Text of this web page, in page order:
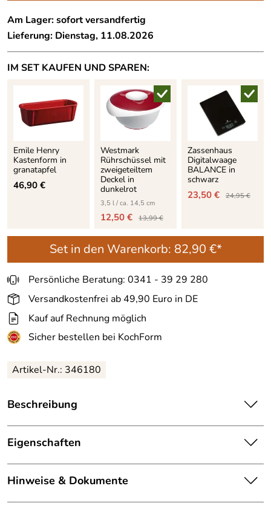
Am Lager: sofort versandfertig
Lieferung: Dienstag, 11.08.2026
IM SET KAUFEN UND SPAREN:
Emile Henry
Kastenform in
granatapfel
46,90 €
Westmark
Rührschüssel mit
zweigeteiltem
Deckel in
dunkelrot
3,5 l / ca. 14,5 cm
12,50 € 13,99 €
Zassenhaus
Digitalwaage
BALANCE in
schwarz
23,50 € 24,95 €
Set in den Warenkorb: 82,90 €*
Persönliche Beratung: 0341 - 39 29 280
Versandkostenfrei ab 49,90 Euro in DE
Kauf auf Rechnung möglich
Sicher bestellen bei KochForm
Artikel-Nr.: 346180
Beschreibung
Emile Henry Kastenform in granatapfel. Die
hochresistente HR® Ofenkeramik lässt Kuchen, Brot oder
direkt aus der Form!
Emile Henry ist nicht nur schön groß und tief, sondern
Eigenschaften
Hinweise & Dokumente